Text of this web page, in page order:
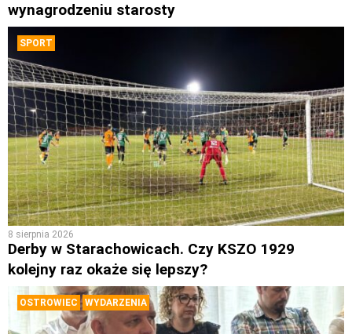
wynagrodzeniu starosty
SPORT
8 sierpnia 2026
Derby w Starachowicach. Czy KSZO 1929
kolejny raz okaże się lepszy?
OSTROWIEC WYDARZENIA